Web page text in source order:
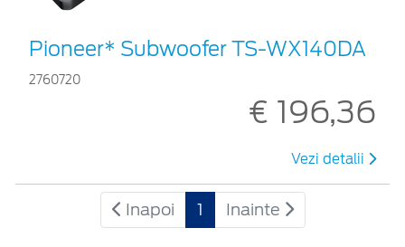
Pioneer* Subwoofer TS-WX140DA
2760720
€ 196,36
Vezi detalii
Inapoi 1 Inainte